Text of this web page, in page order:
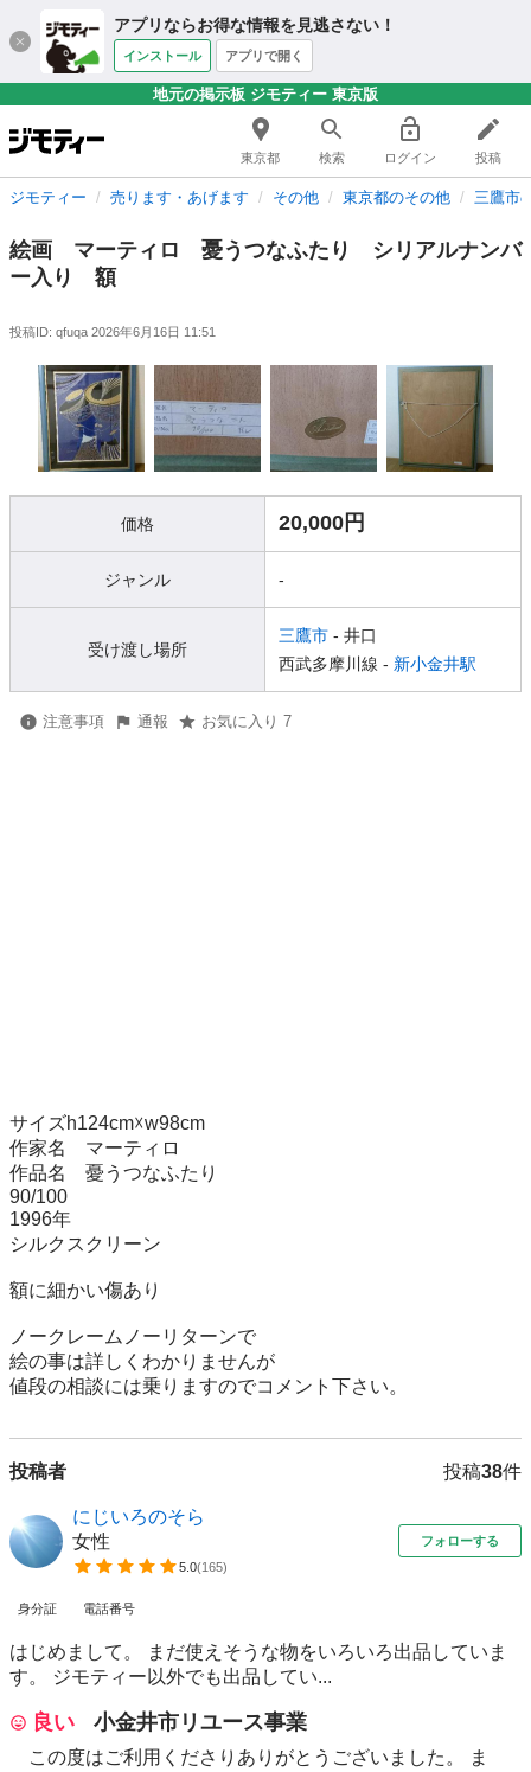
アプリならお得な情報を見逃さない！
インストール アプリで開く
地元の掲示板 ジモティー 東京版
東京都 検索 ログイン 投稿
ジモティー 売ります・あげます その他 東京都のその他 三鷹市
絵画 マーティロ 憂うつなふたり シリアルナンバ
ー入り 額
投稿ID: qfuqa 2026年6月16日 11:51
価格 20,000円
ジャンル -
受け渡し場所
三鷹市 - 井口
西武多摩川線 - 新小金井駅
注意事項 通報 お気に入り 7
サイズh124cm☓w98cm
作家名　マーティロ
作品名　憂うつなふたり
90/100
1996年
シルクスクリーン
額に細かい傷あり
ノークレームノーリターンで
絵の事は詳しくわかりませんが
投稿者 投稿38件
にじいろのそら
女性
5.0(165)
フォローする
身分証 電話番号
はじめまして。 まだ使えそうな物をいろいろ出品していま
す。 ジモティー以外でも出品してい...
良い 小金井市リユース事業
この度はご利用くださりありがとうございました。 ま